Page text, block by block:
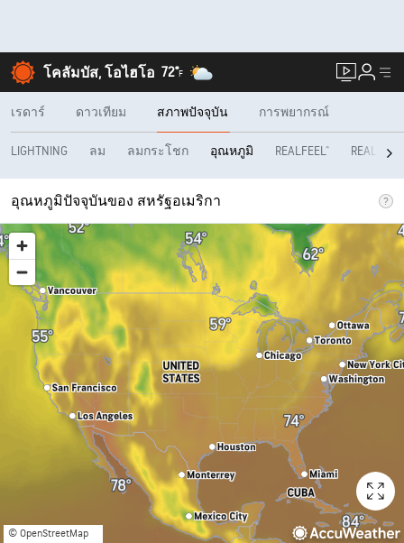
โคลัมบัส, โอไฮโอ 72°F
เรดาร์ ดาวเทียม สภาพปัจจุบัน การพยากรณ์
LIGHTNING ลม ลมกระโชก อุณหภูมิ REALFEEL®
อุณหภูมิปัจจุบันของ สหรัฐอเมริกา
© OpenStreetMap